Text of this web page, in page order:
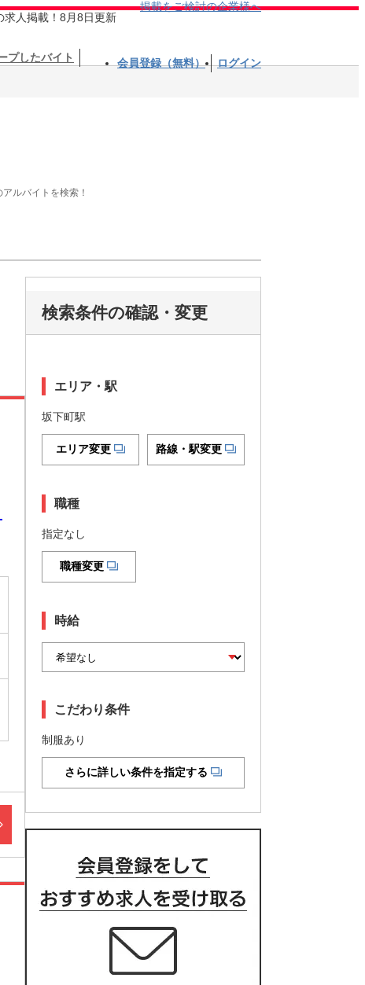
求人掲載！8月8日更新
掲載をご検討の企業様へ
プしたバイト 会員登録（無料） ログイン
ルバイトを検索！
検索条件の確認・変更
エリア・駅
坂下町駅
エリア変更 路線・駅変更
職種
指定なし
職種変更
時給
こだわり条件
制服あり
さらに詳しい条件を指定する